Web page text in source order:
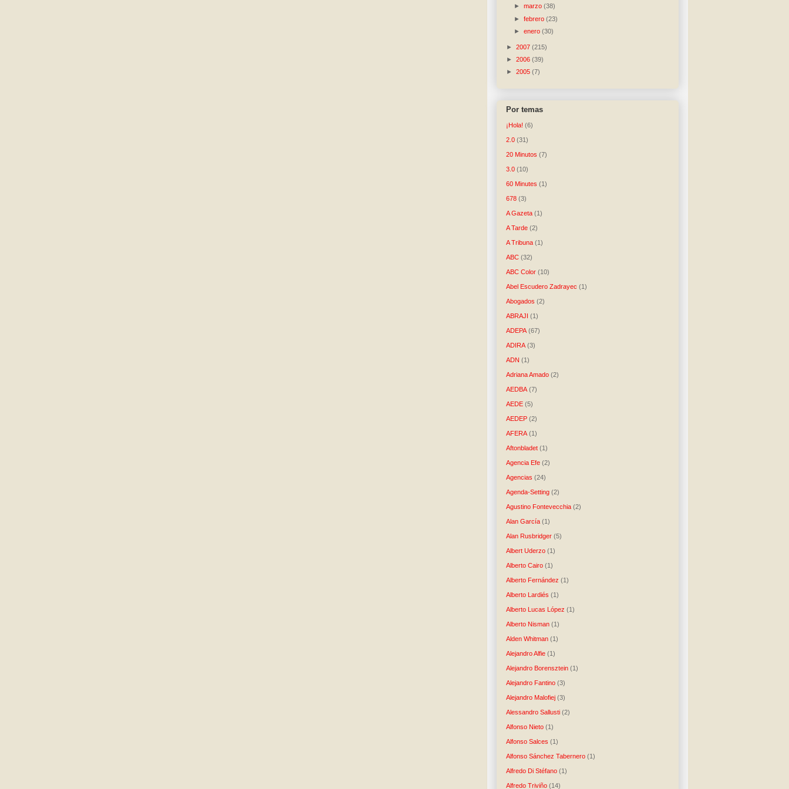
►marzo(38)
►febrero(23)
►enero(30)
► 2007 (215)
► 2006 (39)
► 2005 (7)
Por temas
¡Hola! (6)
2.0 (31)
20 Minutos (7)
3.0 (10)
60 Minutes (1)
678 (3)
A Gazeta (1)
A Tarde (2)
A Tribuna (1)
ABC (32)
ABC Color (10)
Abel Escudero Zadrayec (1)
Abogados (2)
ABRAJI (1)
ADEPA (67)
ADIRA (3)
ADN (1)
Adriana Amado (2)
AEDBA (7)
AEDE (5)
AEDEP (2)
AFERA (1)
Aftonbladet (1)
Agencia Efe (2)
Agencias (24)
Agenda-Setting (2)
Agustino Fontevecchia (2)
Alan García (1)
Alan Rusbridger (5)
Albert Uderzo (1)
Alberto Cairo (1)
Alberto Fernández (1)
Alberto Lardiés (1)
Alberto Lucas López (1)
Alberto Nisman (1)
Alden Whitman (1)
Alejandro Alfie (1)
Alejandro Borensztein (1)
Alejandro Fantino (3)
Alejandro Malofiej (3)
Alessandro Sallusti (2)
Alfonso Nieto (1)
Alfonso Salces (1)
Alfonso Sánchez Tabernero (1)
Alfredo Di Stéfano (1)
Alfredo Triviño (14)